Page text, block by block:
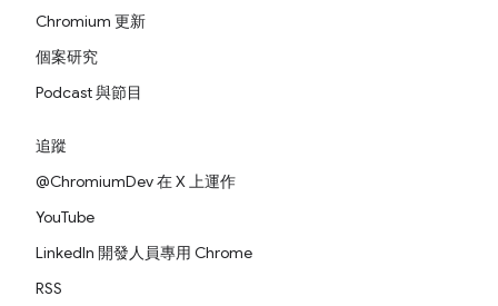
Chromium 更新
個案研究
Podcast 與節目
追蹤
@ChromiumDev 在 X 上運作
YouTube
LinkedIn 開發人員專用 Chrome
RSS